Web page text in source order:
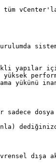
yapılar
yükünü
dışa